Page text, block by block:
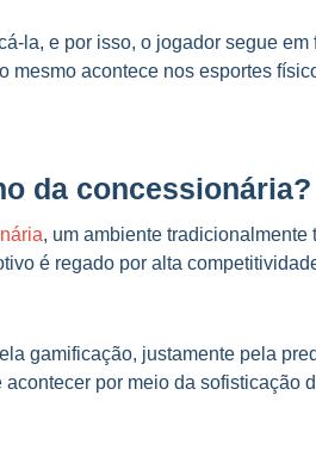
la, e por isso, o jogador segue
acontece nos esportes
da concessionária?
, um ambiente
é regado por alta
gamificação, justamente pela
por meio da sofisticação